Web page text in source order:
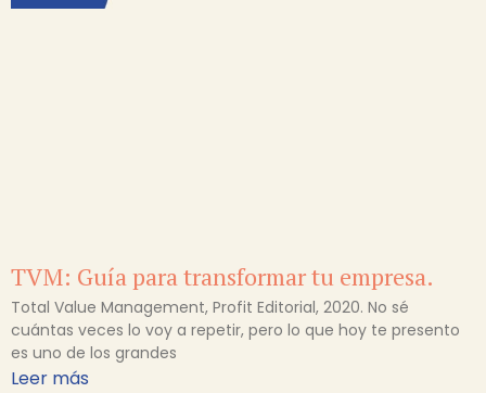
TVM: Guía para transformar tu empresa.
Total Value Management, Profit Editorial, 2020. No sé
cuántas veces lo voy a repetir, pero lo que hoy te presento
es uno de los grandes
Leer más